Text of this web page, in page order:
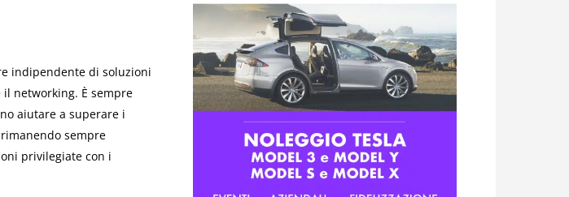
indipendente di soluzioni
networking. È sempre
aiutare a superare i
sempre
privilegiate con i